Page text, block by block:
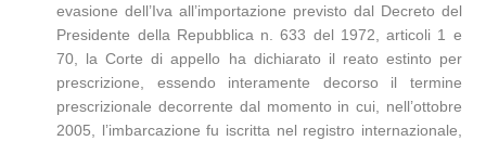
evasione dell’Iva all’importazione previsto dal Decreto del
Presidente della Repubblica n. 633 del 1972, articoli 1 e
70, la Corte di appello ha dichiarato il reato estinto per
prescrizione, essendo interamente decorso il termine
prescrizionale decorrente dal momento in cui, nell’ottobre
2005, l’imbarcazione fu iscritta nel registro internazionale,